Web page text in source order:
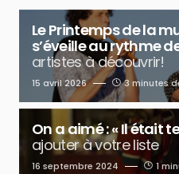
Le Printemps de la
s’éveille au rythme
artistes à découvrir!
15 avril 2026 3 minutes
On a aimé : « Il était
ajouter à votre liste
16 septembre 2024 1